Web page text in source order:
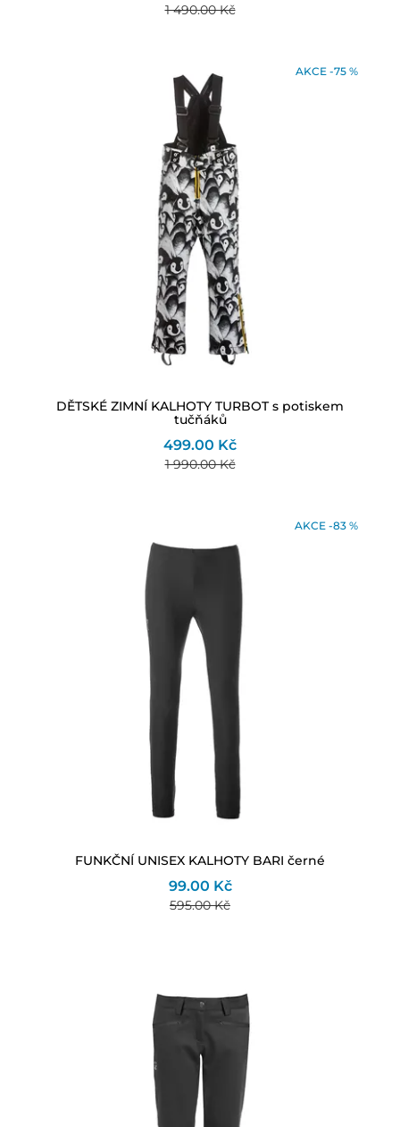
1 490.00 Kč
AKCE -75 %
DĚTSKÉ ZIMNÍ KALHOTY TURBOT s potiskem
tučňáků
499.00 Kč
1 990.00 Kč
AKCE -83 %
FUNKČNÍ UNISEX KALHOTY BARI černé
99.00 Kč
595.00 Kč